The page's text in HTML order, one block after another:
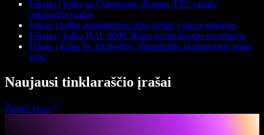
Tekstas į kalbą su Clipchamp: išsamus TTS vaizdo
redagavimo gidas
Teksto į kalbą atsisiuntimas: Jūsų kelias į garso naujoves
Tekstas į kalbą HAL 9000: Balsų technologijos revoliucija
Teksto į kalbą be apribojimų: išnaudokite skaitmeninių balsų
galią
Naujausi tinklaraščio įrašai
Žiūrėti visus